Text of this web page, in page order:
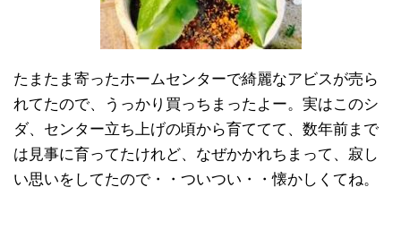
たまたま寄ったホームセンターで綺麗なアビスが売ら
れてたので、うっかり買っちまったよー。実はこのシ
ダ、センター立ち上げの頃から育ててて、数年前まで
は見事に育ってたけれど、なぜかかれちまって、寂し
い思いをしてたので・・ついつい・・懐かしくてね。